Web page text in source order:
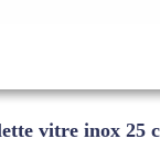
vitre inox 25